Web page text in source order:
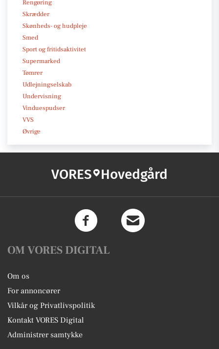
Rengøring
Skrædder
Skønheds- og hudpleje
Smed
Sport og fritidsaktivitet
Supermarked
Tømrer
Udlejningselskab
Undervisning
Vinduespudser
VVS
Øvrige
VORES Hovedgård
OM VORES DIGITAL
Om os
For annoncører
Vilkår og Privatlivspolitik
Kontakt VORES Digital
Administrer samtykke